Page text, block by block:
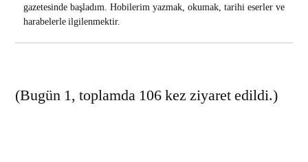
gazetesinde başladım. Hobilerim yazmak, okumak, tarihi eserler ve
harabelerle ilgilenmektir.
(Bugün 1, toplamda 106 kez ziyaret edildi.)